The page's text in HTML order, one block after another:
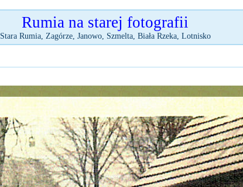
Rumia na starej fotografii
Stara Rumia, Zagórze, Janowo, Szmelta, Biała Rzeka, Lotnisko